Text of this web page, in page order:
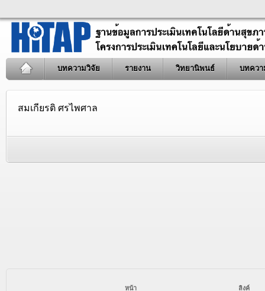
บทความวิจัย รายงาน วิทยานิพนธ์ บทควา
สมเกียรติ ศรไพศาล
หน้า ลิงค์